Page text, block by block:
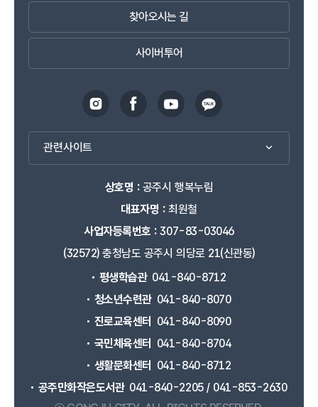
찾아오시는 길
사이버투어
관련사이트
상호명 :공주시 행복누림
대표자명 :최원철
사업자등록번호 :307-83-03046
(32572) 충청남도 공주시 의당로 21(신관동)
평생학습관 041-840-8712
청소년수련관 041-840-8070
진로교육센터
041-840-8090
국민체육센터
041-840-8704
생활문화센터
041-840-8712
공주만화작은도서관 041-840-2205 / 041-853-2630